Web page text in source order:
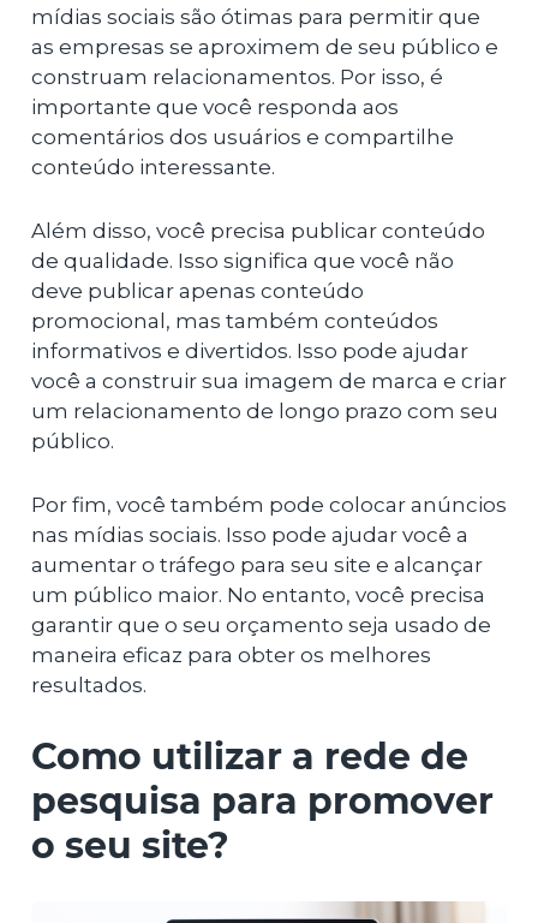
mídias sociais são ótimas para permitir que
as empresas se aproximem de seu público e
construam relacionamentos. Por isso, é
importante que você responda aos
comentários dos usuários e compartilhe
conteúdo interessante.
Além disso, você precisa publicar conteúdo
de qualidade. Isso significa que você não
deve publicar apenas conteúdo
promocional, mas também conteúdos
informativos e divertidos. Isso pode ajudar
você a construir sua imagem de marca e criar
um relacionamento de longo prazo com seu
público.
Por fim, você também pode colocar anúncios
nas mídias sociais. Isso pode ajudar você a
aumentar o tráfego para seu site e alcançar
um público maior. No entanto, você precisa
garantir que o seu orçamento seja usado de
maneira eficaz para obter os melhores
resultados.
Como utilizar a rede de
pesquisa para promover
o seu site?